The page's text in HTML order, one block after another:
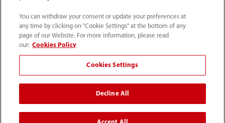
52 55 5661 9450
intl-market@mindray.com
Condiciones de uso｜Mapa del sitio｜Aviso cookies｜
Línea de atención telefónica
You can withdraw your consent or update your preferences at
any time by clicking on "Cookie Settings" at the bottom of any
page of our Website. For more information, please read
our: Cookies Policy
Cookies Settings
Decline All